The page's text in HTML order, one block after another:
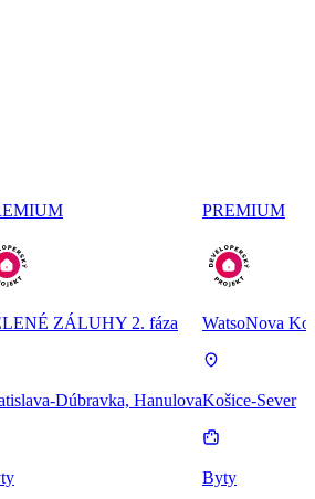
ZÁLUHY 2. fáza
Dúbravka, Hanulova
PREMIUM
WatsoNova
Košice-Sever
Byty